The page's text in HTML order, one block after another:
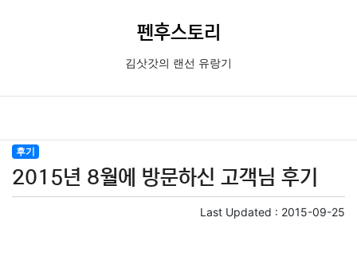
펜후스토리
김삿갓의 랜선 유랑기
후기
2015년 8월에 방문하신 고객님 후기
Last Updated : 2015-09-25